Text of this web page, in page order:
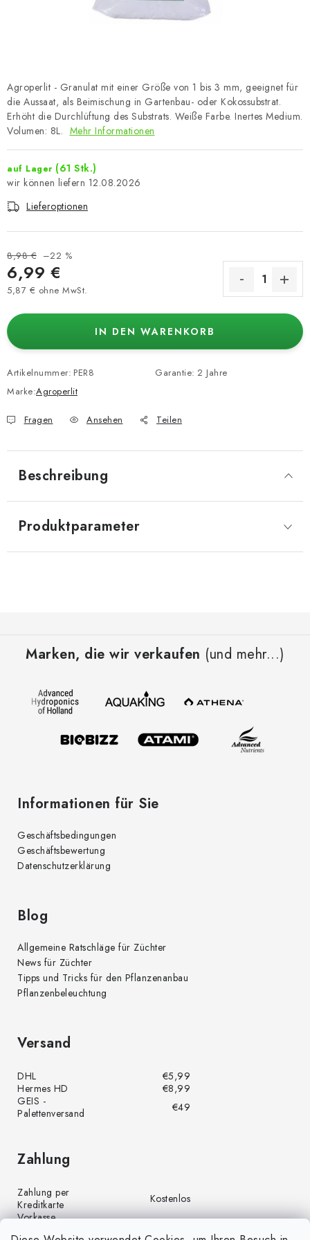
Agroperlit - Granulat mit einer Größe von 1 bis 3 mm, geeignet für
die Aussaat, als Beimischung in Gartenbau- oder Kokossubstrat.
Erhöht die Durchlüftung des Substrats. Weiße Farbe. Inertes Medium.
Volumen: 8L. Mehr Informationen
auf Lager (61 Stk.)
12.08.2026
Lieferoptionen
8,98 € –22 %
6,99 €
5,87 € ohne MwSt.
IN DEN WARENKORB
Artikelnummer: PER8
Marke:Agroperlit
Garantie: 2 Jahre
Fragen Ansehen Teilen
Beschreibung
Produktparameter
Marken, die wir verkaufen (und mehr...)
Informationen für Sie
Geschäftsbedingungen
Geschäftsbewertung
Datenschutzerklärung
Blog
Allgemeine Ratschläge für Züchter
News für Züchter
Tipps und Tricks für den Pflanzenanbau
Pflanzenbeleuchtung
Versand
DHL
€5,99
Hermes HD
€8,99
GEIS -
Palettenversand
€49
Zahlung
Zahlung per
Kreditkarte
Kostenlos
Vorkasse